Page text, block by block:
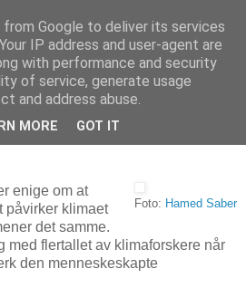
Miljøteknologi
tvisyn på
Foto: Hamed Saber
enige om at
påvirker klimaet
det samme.
med flertallet av klimaforskere når
den menneskeskapte
Google to deliver its services
IP address and user-agent are
with performance and security
of service, generate usage
and address abuse.
MORE GOT IT